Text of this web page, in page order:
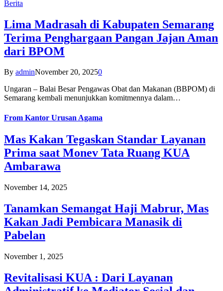
Berita
Lima Madrasah di Kabupaten Semarang
Terima Penghargaan Pangan Jajan Aman
dari BPOM
By adminNovember 20, 20250
Ungaran – Balai Besar Pengawas Obat dan Makanan (BBPOM) di
Semarang kembali menunjukkan komitmennya dalam…
From Kantor Urusan Agama
Mas Kakan Tegaskan Standar Layanan
Prima saat Monev Tata Ruang KUA
Ambarawa
November 14, 2025
Tanamkan Semangat Haji Mabrur, Mas
Kakan Jadi Pembicara Manasik di
Pabelan
November 1, 2025
Revitalisasi KUA : Dari Layanan